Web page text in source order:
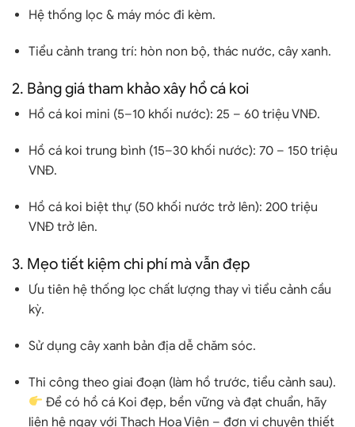
Hệ thống lọc & máy móc đi kèm.
Tiểu cảnh trang trí: hòn non bộ, thác nước, cây xanh.
2. Bảng giá tham khảo xây hồ cá koi
Hồ cá koi mini (5–10 khối nước): 25 – 60 triệu VNĐ.
Hồ cá koi trung bình (15–30 khối nước): 70 – 150 triệu
VNĐ.
Hồ cá koi biệt thự (50 khối nước trở lên): 200 triệu
VNĐ trở lên.
3. Mẹo tiết kiệm chi phí mà vẫn đẹp
Ưu tiên hệ thống lọc chất lượng thay vì tiểu cảnh cầu
kỳ.
Sử dụng cây xanh bản địa dễ chăm sóc.
Thi công theo giai đoạn (làm hồ trước, tiểu cảnh sau).
Để có hồ cá Koi đẹp, bền vững và đạt chuẩn, hãy
liên hệ ngay với Thạch Hoa Viên – đơn vị chuyên thiết